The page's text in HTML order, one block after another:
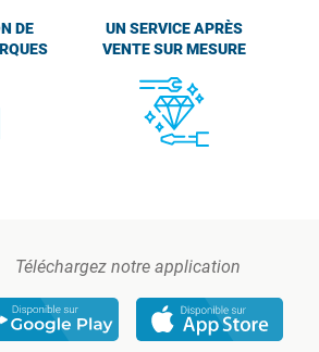
DE
UN SERVICE APRÈS
VENTE SUR MESURE
Téléchargez notre application